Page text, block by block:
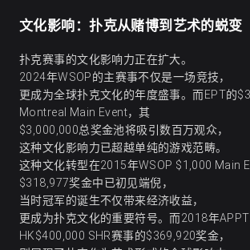
文化影响：扑克从赌博到艺术的蜕变
扑克赛事的文化影响力正在扩大。
2024年WSOP的主赛事不仅是一场竞技，
更成为全球扑克文化的年度盛事。而EPT的
Montreal Main Event，其
$3,000,000总奖金池将吸引数百万观众，
这种文化影响力已超越单纯的游戏范畴。
这种文化转型在2015年WSOP $1,000 Main
$318,977奖金中已初见端倪，
当时冠军的诞生不仅带来经济收益，
更成为扑克文化的重要符号。而2018年
HK$400,000 SHR赛事的$369,920奖金，